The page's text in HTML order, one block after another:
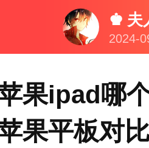
♚ 夫
2024-
果ipad哪
果平板对